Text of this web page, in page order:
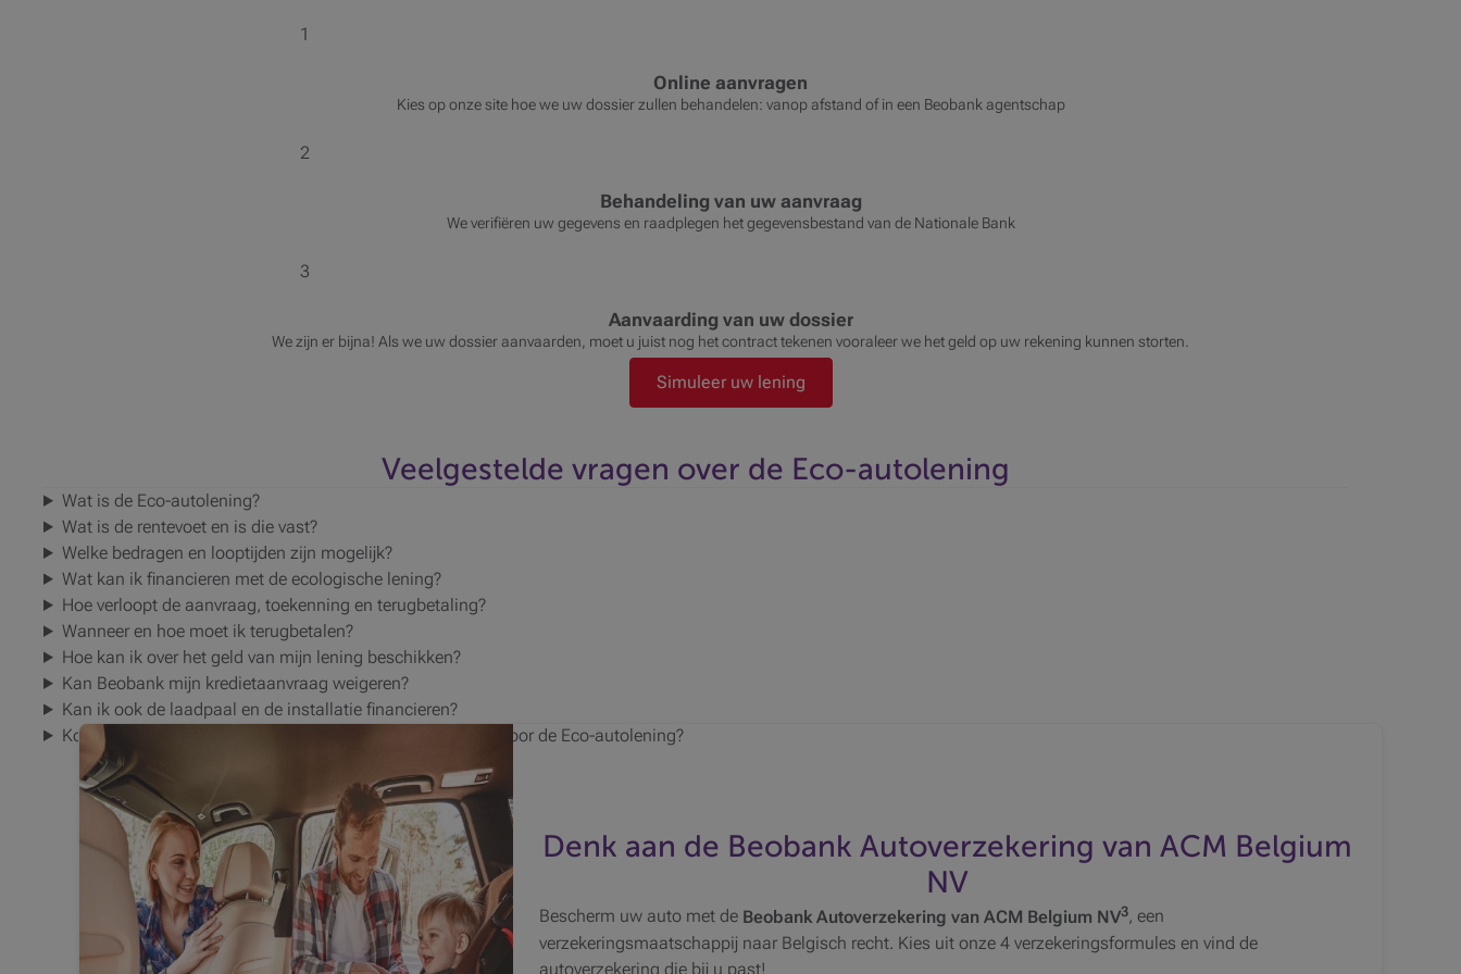
1
Online aanvragen
Kies op onze site hoe we uw dossier zullen behandelen: vanop afstand of in een Beobank agentschap
2
Behandeling van uw aanvraag
We verifiëren uw gegevens en raadplegen het gegevensbestand van de Nationale Bank
3
Aanvaarding van uw dossier
We zijn er bijna! Als we uw dossier aanvaarden, moet u juist nog het contract tekenen vooraleer we het geld op uw rekening kunnen storten.
Simuleer uw lening
Veelgestelde vragen over de Eco-autolening
Wat is de Eco-autolening?
Wat is de rentevoet en is die vast?
Welke bedragen en looptijden zijn mogelijk?
Wat kan ik financieren met de ecologische lening?
Hoe verloopt de aanvraag, toekenning en terugbetaling?
Wanneer en hoe moet ik terugbetalen?
Hoe kan ik over het geld van mijn lening beschikken?
Kan Beobank mijn kredietaanvraag weigeren?
Kan ik ook de laadpaal en de installatie financieren?
Komt een tweedehands elektrische wagen in aanmerking voor de Eco-autolening?
Denk aan de Beobank Autoverzekering van ACM Belgium
NV
Bescherm uw auto met de Beobank Autoverzekering van ACM Belgium NV3, een
verzekeringsmaatschappij naar Belgisch recht. Kies uit onze 4 verzekeringsformules en vind de
autoverzekering die bij u past!